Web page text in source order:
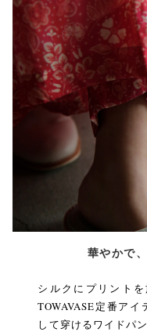
華やかで
シルクにプリント
TOWAVASE定番ア
して穿けるワイドパ